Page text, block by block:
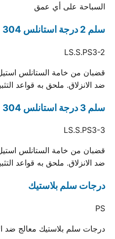
السباحة على أي عمق
سلم 2 درجة استانلس 304
LS.S.PS3-2
قضبان من خامة الستانلس
ضد الانزلاق. ملحق به قواعد
سلم 3 درجة استانلس 304
LS.S.PS3-3
قضبان من خامة الستانلس
ضد الانزلاق. ملحق به قواعد
درجات سلم بلاستيك
PS
درجات سلم بلاستيك معالج ضد